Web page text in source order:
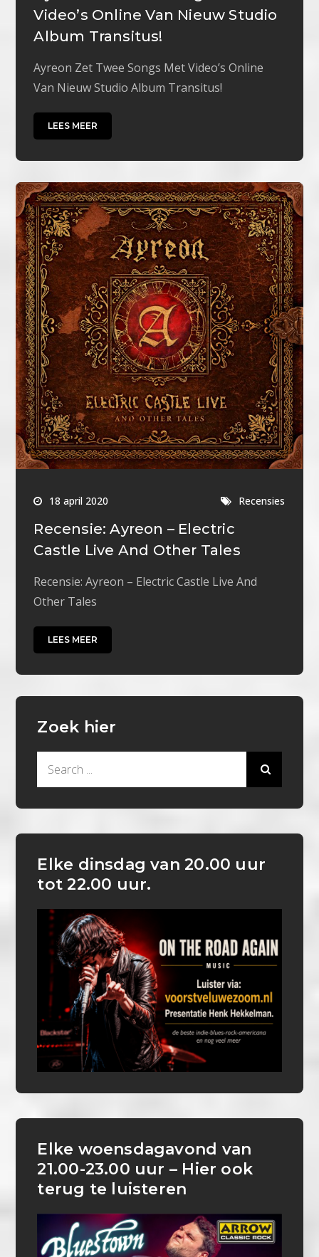
Video’s Online Van Nieuw Studio
Album Transitus!
Ayreon Zet Twee Songs Met Video’s Online
Van Nieuw Studio Album Transitus!
LEES MEER
18 april 2020 Recensies
Recensie: Ayreon – Electric
Castle Live And Other Tales
Recensie: Ayreon – Electric Castle Live And
Other Tales
LEES MEER
Zoek hier
Elke dinsdag van 20.00 uur
tot 22.00 uur.
Elke woensdagavond van
21.00-23.00 uur – Hier ook
terug te luisteren